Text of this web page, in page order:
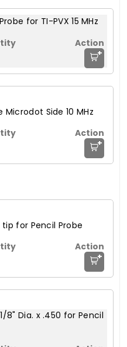
for TI-PVX 15 MHz
+
Side 10 MHz
+
tip for Pencil Probe
+
8" Dia. x .450 for Pencil